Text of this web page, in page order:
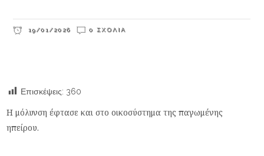
19/01/2026 0 ΣΧΌΛΙΑ
Επισκέψεις: 360
Η μόλυνση έφτασε και στο οικοσύστημα της παγωμένης
ηπείρου.